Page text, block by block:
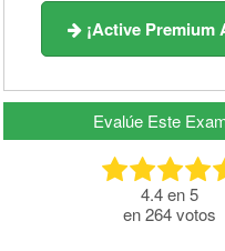
¡Active Premium
Evalúe Este
4.4en5
en264votos